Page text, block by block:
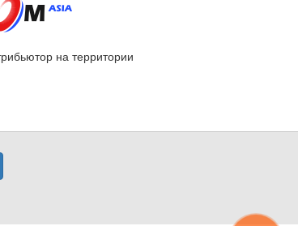
на территории